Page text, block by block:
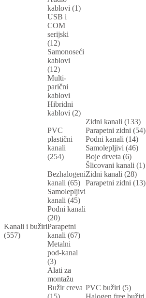
kablovi (1)
USB i
COM
serijski
(12)
Samonoseći
kablovi
(12)
Multi-
parični
kablovi
Hibridni
kablovi (2)
Kanali i bužiri
(557)
PVC
plastični
kanali
(254)
Zidni kanali (133)
Parapetni zidni (54)
Podni kanali (14)
Samolepljivi (46)
Boje drveta (6)
Šlicovani kanali (1)
Bezhalogeni
kanali (65)
Zidni kanali (28)
Parapetni zidni (13)
Samolepljivi
kanali (45)
Podni kanali
(20)
Parapetni
kanali (67)
Metalni
pod-kanal
(3)
Alati za
montažu
Bužir creva PVC bužiri (5)